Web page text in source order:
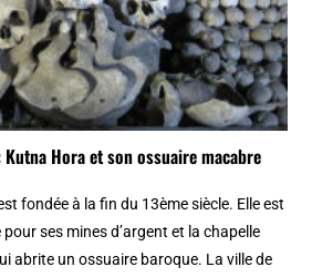
Hora et son ossuaire macabre
fondée à la fin du 13ème siècle. Elle est
ses mines d’argent et la chapelle
abrite un ossuaire baroque. La ville de